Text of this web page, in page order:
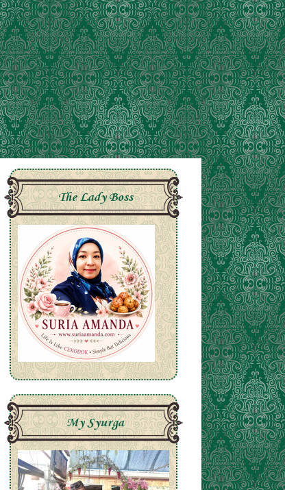
The Lady Boss
My Syurga